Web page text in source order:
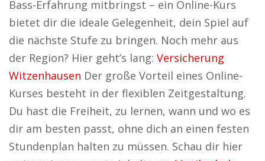
Bass-Erfahrung mitbringst – ein Online-Kurs
bietet dir die ideale Gelegenheit, dein Spiel auf
die nächste Stufe zu bringen. Noch mehr aus
der Region? Hier geht’s lang: Versicherung
Witzenhausen Der große Vorteil eines Online-
Kurses besteht in der flexiblen Zeitgestaltung.
Du hast die Freiheit, zu lernen, wann und wo es
dir am besten passt, ohne dich an einen festen
Stundenplan halten zu müssen. Schau dir hier